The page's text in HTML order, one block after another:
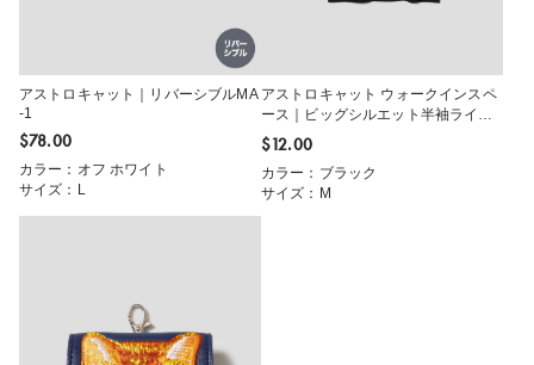
アストロキャット｜リバーシブルMA
-1
$‌78.00
カラー：オフ ホワイト
サイズ：L
アストロキャット ウォークインスペ
ース｜ビッグシルエット半袖ライト
スウェットパーカー
$‌12.00
カラー：ブラック
サイズ：M